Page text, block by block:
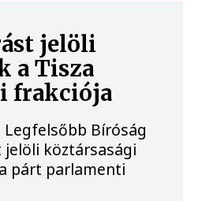
jelöli
a Tisza
frakciója
Legfelsőbb Bíróság
köztársasági
párt parlamenti